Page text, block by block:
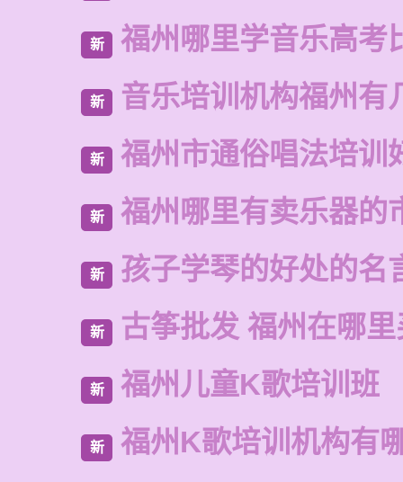
新 福州哪里学音乐高考
新 音乐培训机构福州有
新 福州市通俗唱法培训
新 福州哪里有卖乐器的
新 孩子学琴的好处的名
新 古筝批发 福州在哪
新 福州儿童K歌培训班
新 福州K歌培训机构有